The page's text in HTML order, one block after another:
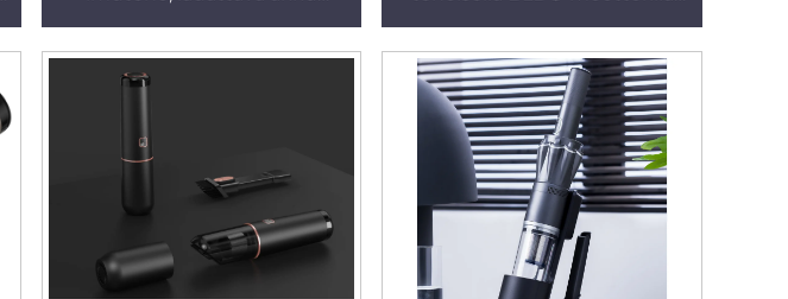
automaattinen käsin pidettävä
imuri, USB- tai akkukäyttöinen,
pussiton, alhaisen melutason
imuri hotelleihin ja
kotikäyttöön